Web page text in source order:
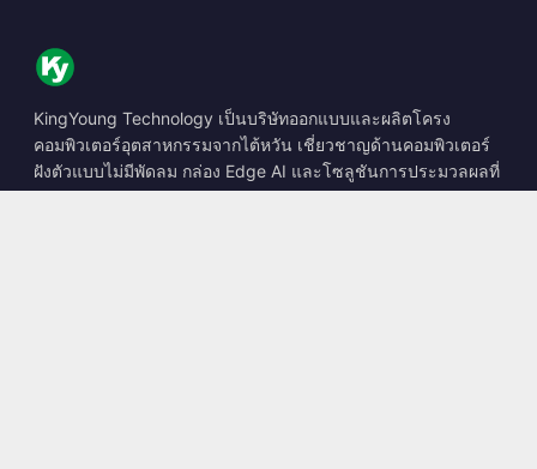
KingYoung Technology เป็นบริษัทออกแบบและผลิตโครง
คอมพิวเตอร์อุตสาหกรรมจากไต้หวัน เชี่ยวชาญด้านคอมพิวเตอร์
ฝังตัวแบบไม่มีพัดลม กล่อง Edge AI และโซลูชันการประมวลผลที่
ทนทาน